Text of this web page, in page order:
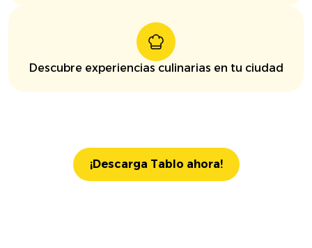
Descubre experiencias culinarias en tu ciudad
¡Descarga Tablo ahora!